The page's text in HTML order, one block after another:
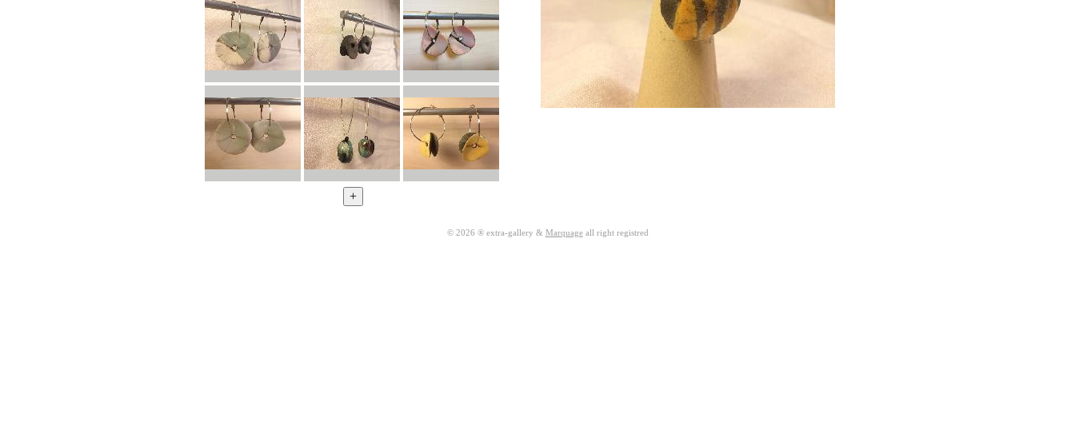
© 2026 ® extra-gallery & Marquageall right registred